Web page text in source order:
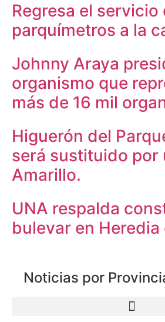
Regresa el servicio
parquímetros a la
Johnny Araya
organismo que
más de 16 mil
Higuerón del
será sustituido por
Amarillo.
UNA respalda
bulevar en
Noticias por